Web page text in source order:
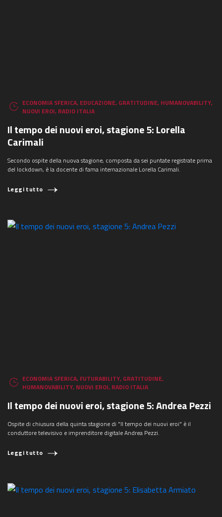
ECONOMIA SFERICA, EDUCAZIONE, GRATITUDINE, HUMANOVABILITY,
NUOVI EROI, RADIO ITALIA
Il tempo dei nuovi eroi, stagione 5: Lorella
Carimali
Secondo ospite della nuova stagione, composta da sei puntate registrate prima
del lockdown, è la docente di fama internazionale Lorella Carimali.
Leggi tutto
ECONOMIA SFERICA, FUTURABILITY, GRATITUDINE,
HUMANOVABILITY, NUOVI EROI, RADIO ITALIA
Il tempo dei nuovi eroi, stagione 5: Andrea Pezzi
Ospite di chiusura della quinta stagione di "Il tempo dei nuovi eroi" è il
conduttore televisivo e imprenditore digitale Andrea Pezzi.
Leggi tutto